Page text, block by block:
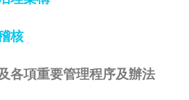
核
各項重要管理程序及辦法